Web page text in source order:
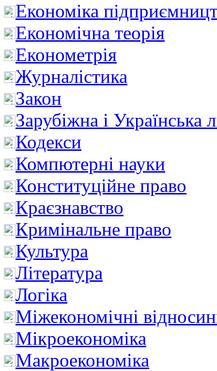
Економіка
Економічна теорія
Економетрія
Журналістика
Закон
Зарубіжна і Українська
Кодекси
Компютерні науки
Конституційне право
Краєзнавство
Кримінальне право
Культура
Література
Логіка
Міжекономічні
Мікроекономіка
Макроекономіка